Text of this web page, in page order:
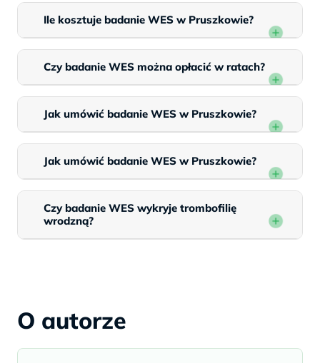
Ile kosztuje badanie WES w Pruszkowie?
Czy badanie WES można opłacić w ratach?
Jak umówić badanie WES w Pruszkowie?
Jak umówić badanie WES w Pruszkowie?
Czy badanie WES wykryje trombofilię
wrodzną?
O autorze